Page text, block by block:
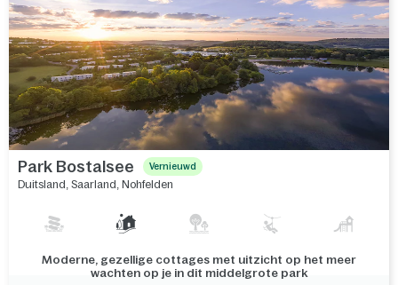
Park Bostalsee Vernieuwd
Duitsland Saarland Nohfelden
Geniet van het grote watersportmeer met zwemstrand, bos
en heuvellandschap